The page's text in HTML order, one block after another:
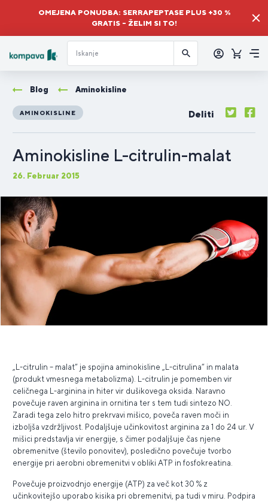
OMEJENA PONUDBA: SERRAPEPTASE PLUS +30 %
GRATIS – ŽELIM SI TO!
Blog Aminokisline
AMINOKISLINE Deliti
Aminokisline L-citrulin-malat
26. Februar 2015
„L-citrulin – malat“ je spojina aminokisline „L-citrulina“ in malata
(produkt vmesnega metabolizma). L-citrulin je pomemben vir
celičnega L-arginina in hiter vir dušikovega oksida. Naravno
povečuje raven arginina in ornitina ter s tem tudi sintezo NO.
Zaradi tega zelo hitro prekrvavi mišico, poveča raven moči in
izboljša vzdržljivost. Podaljšuje učinkovitost arginina za 1 do 24 ur. V
mišici predstavlja vir energije, s čimer podaljšuje čas njene
obremenitve (število ponovitev), posledično povečuje tvorbo
energije pri aerobni obremenitvi v obliki ATP in fosfokreatina.
Povečuje proizvodnjo energije (ATP) za več kot 30 % z
učinkovitejšo uporabo kisika pri obremenitvi, pa tudi v miru. Podpira